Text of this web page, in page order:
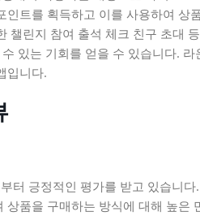
인트를 획득하고 이를 사용하여 상
챌린지 참여 출석 체크 친구 초대
있는 기회를 얻을 수 있습니다.
입니다.
터 긍정적인 평가를 받고 있습니
상품을 구매하는 방식에 대해 높은